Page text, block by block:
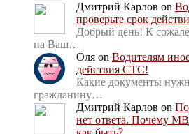
Дмитрий Карлов on
проверьте срок
Добрый день! К
на Ваш…
Оля on Водителям
действия СТС!
Какие документы
гражданину…
Дмитрий Карлов on
нет ответа. Почему